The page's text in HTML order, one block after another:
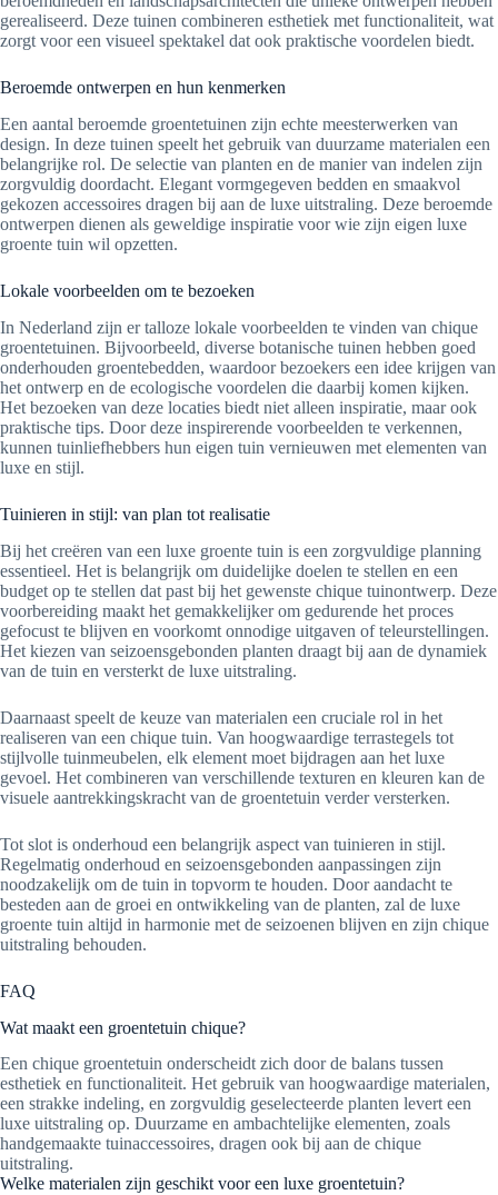
gerealiseerd. Deze tuinen combineren esthetiek met functionaliteit, wat
zorgt voor een visueel spektakel dat ook praktische voordelen biedt.
Beroemde ontwerpen en hun kenmerken
Een aantal beroemde groentetuinen zijn echte meesterwerken van
design. In deze tuinen speelt het gebruik van duurzame materialen een
belangrijke rol. De selectie van planten en de manier van indelen zijn
zorgvuldig doordacht. Elegant vormgegeven bedden en smaakvol
gekozen accessoires dragen bij aan de luxe uitstraling. Deze beroemde
ontwerpen dienen als geweldige inspiratie voor wie zijn eigen luxe
groente tuin wil opzetten.
Lokale voorbeelden om te bezoeken
In Nederland zijn er talloze lokale voorbeelden te vinden van chique
groentetuinen. Bijvoorbeeld, diverse botanische tuinen hebben goed
onderhouden groentebedden, waardoor bezoekers een idee krijgen van
het ontwerp en de ecologische voordelen die daarbij komen kijken.
Het bezoeken van deze locaties biedt niet alleen inspiratie, maar ook
praktische tips. Door deze inspirerende voorbeelden te verkennen,
kunnen tuinliefhebbers hun eigen tuin vernieuwen met elementen van
luxe en stijl.
Tuinieren in stijl: van plan tot realisatie
Bij het creëren van een luxe groente tuin is een zorgvuldige planning
essentieel. Het is belangrijk om duidelijke doelen te stellen en een
budget op te stellen dat past bij het gewenste chique tuinontwerp. Deze
voorbereiding maakt het gemakkelijker om gedurende het proces
gefocust te blijven en voorkomt onnodige uitgaven of teleurstellingen.
Het kiezen van seizoensgebonden planten draagt bij aan de dynamiek
van de tuin en versterkt de luxe uitstraling.
Daarnaast speelt de keuze van materialen een cruciale rol in het
realiseren van een chique tuin. Van hoogwaardige terrastegels tot
stijlvolle tuinmeubelen, elk element moet bijdragen aan het luxe
gevoel. Het combineren van verschillende texturen en kleuren kan de
visuele aantrekkingskracht van de groentetuin verder versterken.
Tot slot is onderhoud een belangrijk aspect van tuinieren in stijl.
Regelmatig onderhoud en seizoensgebonden aanpassingen zijn
noodzakelijk om de tuin in topvorm te houden. Door aandacht te
besteden aan de groei en ontwikkeling van de planten, zal de luxe
groente tuin altijd in harmonie met de seizoenen blijven en zijn chique
uitstraling behouden.
FAQ
Wat maakt een groentetuin chique?
Een chique groentetuin onderscheidt zich door de balans tussen
esthetiek en functionaliteit. Het gebruik van hoogwaardige materialen,
een strakke indeling, en zorgvuldig geselecteerde planten levert een
luxe uitstraling op. Duurzame en ambachtelijke elementen, zoals
handgemaakte tuinaccessoires, dragen ook bij aan de chique
uitstraling.
Welke materialen zijn geschikt voor een luxe groentetuin?